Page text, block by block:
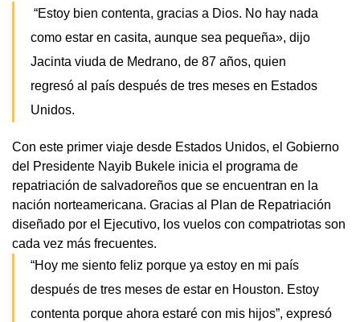
como estar en casita, aunque sea pequeña», dijo
Jacinta viuda de Medrano, de 87 años, quien
regresó al país después de tres meses en Estados
Unidos.
Con este primer viaje desde Estados Unidos, el Gobierno
del Presidente Nayib Bukele inicia el programa de
repatriación de salvadoreños que se encuentran en la
nación norteamericana. Gracias al Plan de Repatriación
diseñado por el Ejecutivo, los vuelos con compatriotas son
cada vez más frecuentes.
“Hoy me siento feliz porque ya estoy en mi país
después de tres meses de estar en Houston. Estoy
contenta porque ahora estaré con mis hijos”, expresó